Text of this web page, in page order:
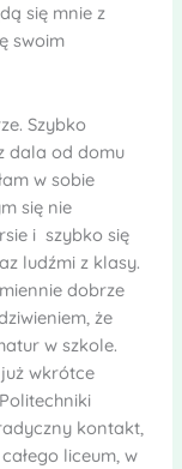
się mnie z
swoim
Szybko
dala od domu
w sobie
się nie
i szybko się
ludźmi z klasy.
dobrze
że
w szkole.
wkrótce
kontakt,
liceum, w